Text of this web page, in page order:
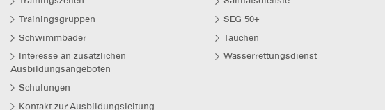
Trainingsgruppen
Schwimmbäder
Interesse an zusätzlichen
Ausbildungsangeboten
Schulungen
Kontakt zur Ausbildungsleitung
SEG 50+
Tauchen
Wasserrettungsdienst